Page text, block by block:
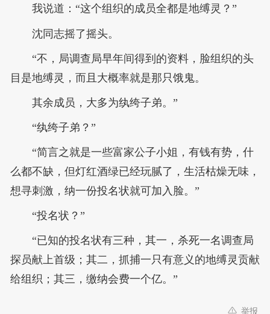
我说道：“这个组织的成员全都是地缚灵？”
沈同志摇了摇头。
“不，局调查局早年间得到的资料，脸组织的头
目是地缚灵，而且大概率就是那只饿鬼。
其余成员，大多为纨绔子弟。”
“纨绔子弟？”
“简言之就是一些富家公子小姐，有钱有势，什
么都不缺，但灯红酒绿已经玩腻了，生活枯燥无味，
想寻刺激，纳一份投名状就可加入脸。”
“投名状？”
“已知的投名状有三种，其一，杀死一名调查局
探员献上首级；其二，抓捕一只有意义的地缚灵贡献
给组织；其三，缴纳会费一个亿。”
举报